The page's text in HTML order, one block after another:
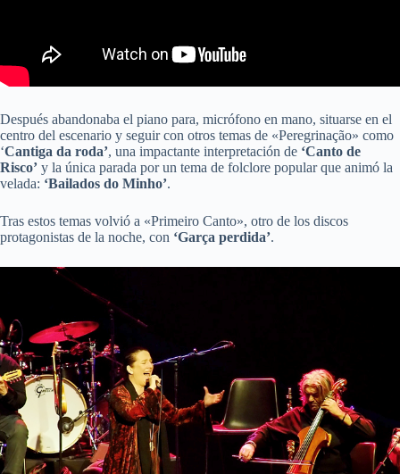
Después abandonaba el piano para, micrófono en mano, situarse en el
centro del escenario y seguir con otros temas de «Peregrinação» como
‘Cantiga da roda’, una impactante interpretación de ‘Canto de
Risco’ y la única parada por un tema de folclore popular que animó la
velada: ‘Bailados do Minho’.
Tras estos temas volvió a «Primeiro Canto», otro de los discos
protagonistas de la noche, con ‘Garça perdida’.